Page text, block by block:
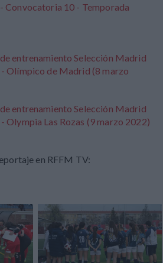
Convocatoria 10 - Temporada
entrenamiento Selección Madrid
- Olímpico de Madrid (8 marzo
entrenamiento Selección Madrid
Olympia Las Rozas (9 marzo 2022)
en RFFM TV: